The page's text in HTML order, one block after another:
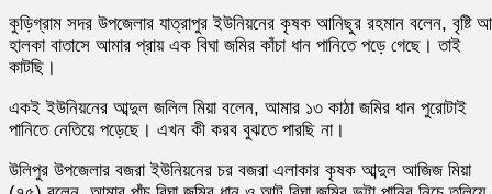
কুড়িগ্রাম সদর উপজেলার যাত্রাপুর ইউনিয়নের কৃষক আনিছুর রহমান বলেন, বৃষ্টি
হালকা বাতাসে আমার প্রায় এক বিঘা জমির কাঁচা ধান পানিতে পড়ে গেছে। তাই
কাটছি।
একই ইউনিয়নের আব্দুল জলিল মিয়া বলেন, আমার ১৩ কাঠা জমির ধান পুরোটাই
পানিতে নেতিয়ে পড়েছে। এখন কী করব বুঝতে পারছি না।
উলিপুর উপজেলার বজরা ইউনিয়নের চর বজরা এলাকার কৃষক আব্দুল আজিজ মিয়া